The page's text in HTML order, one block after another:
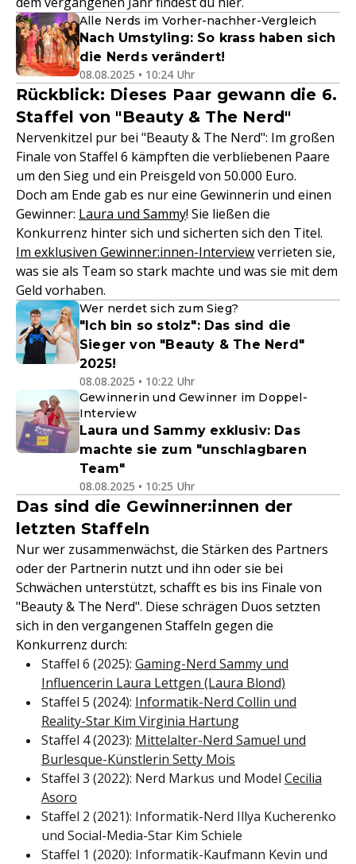
Alle Nerds im Vorher-nachher-Vergleich
Nach Umstyling: So krass haben sich
die Nerds verändert!
08.08.2025 • 10:24 Uhr
Rückblick: Dieses Paar gewann die 6.
Staffel von "Beauty & The Nerd"
Nervenkitzel pur bei "Beauty & The Nerd": Im großen
Finale von Staffel 6 kämpften die verbliebenen Paare
um den Sieg und ein Preisgeld von 50.000 Euro.
Doch am Ende gab es nur eine Gewinnerin und einen
Gewinner: Laura und Sammy! Sie ließen die
Konkurrenz hinter sich und sicherten sich den Titel.
Im exklusiven Gewinner:innen-Interviewverrieten sie,
was sie als Team so stark machte und was sie mit dem
Geld vorhaben.
Wer nerdet sich zum Sieg?
"Ich bin so stolz": Das sind die
Sieger von "Beauty & The Nerd"
2025!
08.08.2025 • 10:22 Uhr
Gewinnerin und Gewinner im Doppel-
Interview
Laura und Sammy exklusiv: Das
machte sie zum "unschlagbaren
Team"
08.08.2025 • 10:25 Uhr
Das sind die Gewinner:innen der
letzten Staffeln
Nur wer zusammenwächst, die Stärken des Partners
oder der Partnerin nutzt und ihn oder sie bei
Schwächen unterstützt, schafft es bis ins Finale von
"Beauty & The Nerd". Diese schrägen Duos setzten
sich in den vergangenen Staffeln gegen die
Konkurrenz durch:
Staffel 6 (2025): Gaming-Nerd Sammy und
Influencerin Laura Lettgen (Laura Blond)
Staffel 5 (2024): Informatik-Nerd Collin und
Reality-Star Kim Virginia Hartung
Staffel 4 (2023): Mittelalter-Nerd Samuel und
Burlesque-Künstlerin Setty Mois
Staffel 3 (2022): Nerd Markus und Model Cecilia
Asoro
Staffel 2 (2021): Informatik-Nerd Illya Kucherenko
und Social-Media-Star Kim Schiele
Staffel 1 (2020): Informatik-Kaufmann Kevin und